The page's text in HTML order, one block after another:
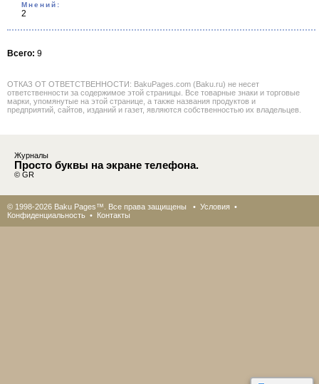
Мнений:
2
Всего: 9
ОТКАЗ ОТ ОТВЕТСТВЕННОСТИ: BakuPages.com (Baku.ru) не несет
ответственности за содержимое этой страницы. Все товарные знаки и торговые
марки, упомянутые на этой странице, а также названия продуктов и
предприятий, сайтов, изданий и газет, являются собственностью их владельцев.
Журналы
Просто буквы на экране телефона.
© GR
© 1998-2026 Baku Pages™. Все права защищены • Условия •
Конфиденциальность • Контакты